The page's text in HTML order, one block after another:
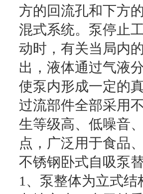
方的回流孔和下方
混式系统。泵停止
动时，有关当局内
出，液体通过气液
使泵内形成一定的
过流部件全部采用
生等级高、低噪音
点，广泛用于食品
不锈钢卧式自吸泵
1、泵整体为立式